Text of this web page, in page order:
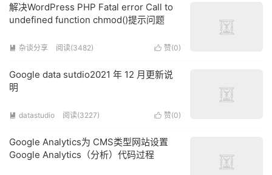
解决WordPress PHP Fatal error Call to
undefined function chmod()提示问题
 赞(0)
 杂谈分享 阅读(3482)
Google data sutdio2021 年 12 月更新说
明
 赞(0)
 datastudio 阅读(3227)
Google Analytics为 CMS类型网站设置
Google Analytics（分析）代码过程